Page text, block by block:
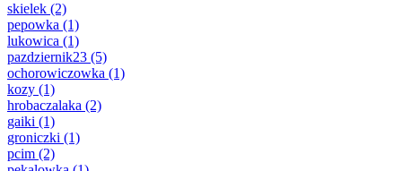
skielek (2)
pepowka (1)
lukowica (1)
pazdziernik23 (5)
ochorowiczowka (1)
kozy (1)
hrobaczalaka (2)
gaiki (1)
groniczki (1)
pcim (2)